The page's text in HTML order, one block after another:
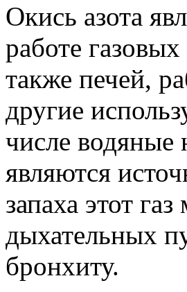
Окись азота
работе
также печей,
другие
числе водяные
являются
запаха этот
дыхательных
бронхиту.